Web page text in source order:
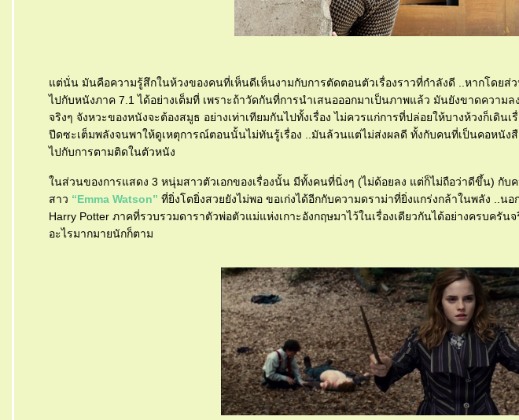
ต่นั่น มันคือความรู้สึกในห้วงของคนที่เห็นดีเห็นงามกับการตัดตอนตัวเรื่องราวที่กำลังดี ..หากโดยส่
ไปกับหนังภาค 7.1 ได้อย่างเต็มที่ เพราะถ้าวัดกันที่การนำเสนอออกมาเป็นภาพแล้ว มันยังขาดความลง
จริงๆ จังหวะของหนังจะต้องสมูธ อย่างเท่าเทียมกันไปทั้งเรื่อง ไม่ควรแก่การที่ปล่อยให้บางห้วงก็เดิ
ปีดซะเต็มพลังจนพาให้ดูเหตุการณ์ตอนนั้นไม่ทันรู้เรื่อง ..มันล้วนแต่ไม่ส่งผลดี ทั้งกับคนที่เป็นคอหนัง
ไปกับการตามติดในตัวหนัง
นส่วนของการแสดง 3 หนุ่มสาวตัวเอกของเรื่องนั้น มีทั้งคนที่นิ่งๆ (ไม่ด้อยลง แต่ก็ไม่ถือว่าดีขึ้น) กับ
สาว “Emma Watson” ที่ยิ่งโตยิ่งสวยยังไม่พอ ขอเก่งได้อีกกับความดราม่าที่ยิ่งแกร่งกล้าในพลัง ..
Harry Potter ภาคที่รวบรวมดาราตัวพ่อตัวแม่แห่งเกาะอังกฤษมาไว้ในเรื่องเดียวกันได้อย่างครบครั
อะไรมากมายนักก็ตาม